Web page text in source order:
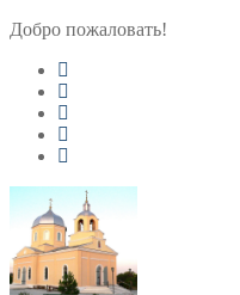
Перейти
содержимому
Меню
Закрыть
Добро пожаловать!